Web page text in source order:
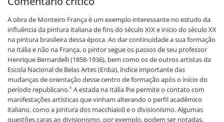
A obra de Monteiro França é um exemplo interessante no estudo da
influência da pintura italiana de fins do século XIX e início do século XX
na pintura brasileira dessa época. Ao dar continuidade a sua formação
na Itália e não na França, o pintor segue os passos de seu professor
Henrique Bernardelli (1858-1936), bem como os de outros artistas da
Escola Nacional de Belas Artes (Enba), índice importante das
mudanças de orientação desse centro de formação após o início do
período republicano.¹ A estada na Itália lhe permite o contato com
manifestações artísticas que vinham alterando o perfil acadêmico
italiano, como a pintura dos macchiaioli e o divisionismo. Algumas
questões caras ao divisionismo, por exemplo, podem ser notadas,